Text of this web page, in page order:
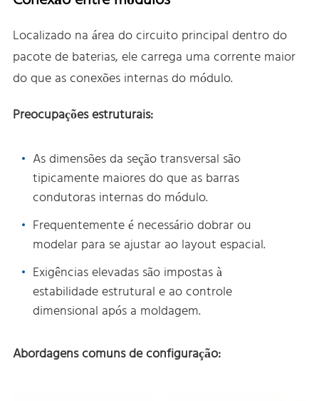
Localizado na área do circuito principal dentro do
pacote de baterias, ele carrega uma corrente maior
do que as conexões internas do módulo.
Preocupações estruturais:
As dimensões da seção transversal são
tipicamente maiores do que as barras
condutoras internas do módulo.
Frequentemente é necessário dobrar ou
modelar para se ajustar ao layout espacial.
Exigências elevadas são impostas à
estabilidade estrutural e ao controle
dimensional após a moldagem.
Abordagens comuns de configuração: